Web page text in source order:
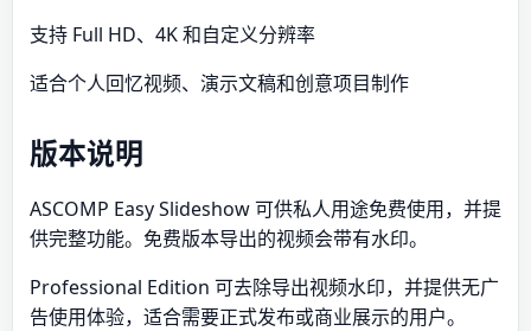
支持 Full HD、4K 和自定义分辨率
适合个人回忆视频、演示文稿和创意项目制作
版本说明
ASCOMP Easy Slideshow 可供私人用途免费使用，并提
供完整功能。免费版本导出的视频会带有水印。
Professional Edition 可去除导出视频水印，并提供无广
告使用体验，适合需要正式发布或商业展示的用户。